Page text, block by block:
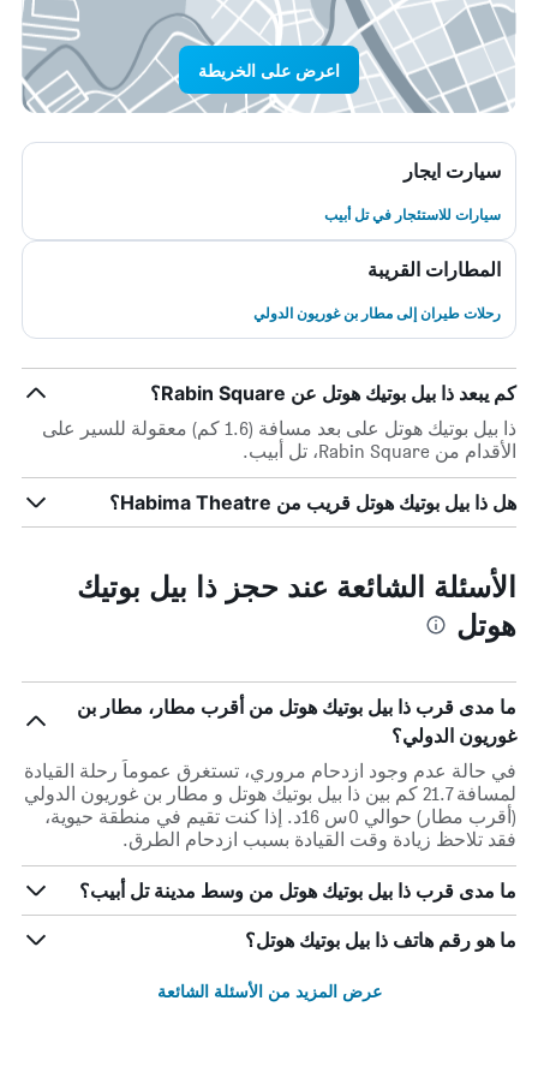
اعرض على الخريطة
سيارت ايجار
سيارات للاستئجار في تل أبيب
المطارات القريبة
رحلات طيران إلى مطار بن غوريون الدولي
كم يبعد ذا بيل بوتيك هوتل عن Rabin Square؟
ذا بيل بوتيك هوتل على بعد مسافة (1.6 كم) معقولة للسير على
الأقدام من Rabin Square، تل أبيب.
هل ذا بيل بوتيك هوتل قريب من Habima Theatre؟
الأسئلة الشائعة عند حجز ذا بيل بوتيك
هوتل
ما مدى قرب ذا بيل بوتيك هوتل من أقرب مطار، مطار بن
غوريون الدولي؟
في حالة عدم وجود ازدحام مروري، تستغرق عموماً رحلة القيادة
لمسافة 21.7 كم بين ذا بيل بوتيك هوتل و مطار بن غوريون الدولي
(أقرب مطار) حوالي 0س 16د. إذا كنت تقيم في منطقة حيوية،
فقد تلاحظ زيادة وقت القيادة بسبب ازدحام الطرق.
ما مدى قرب ذا بيل بوتيك هوتل من وسط مدينة تل أبيب؟
ما هو رقم هاتف ذا بيل بوتيك هوتل؟
عرض المزيد من الأسئلة الشائعة